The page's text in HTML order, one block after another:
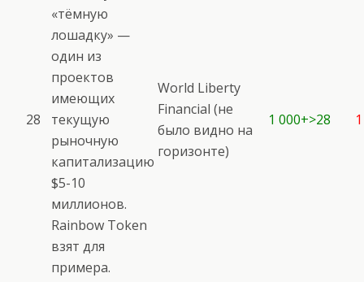
28
«тёмную
лошадку» —
один из
проектов
имеющих
текущую
рыночную
капитализацию
$5-10
миллионов.
Rainbow Token
взят для
примера.
World Liberty
Financial (не
было видно на
горизонте)
1 000+>28